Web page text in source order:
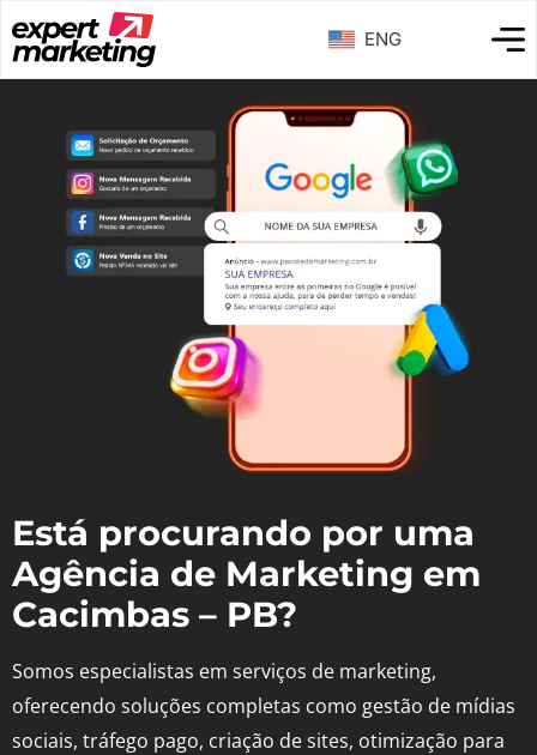
ENG
Está procurando por uma
Agência de Marketing em
Cacimbas – PB?
Somos especialistas em serviços de marketing,
oferecendo soluções completas como gestão de mídias
sociais, tráfego pago, criação de sites, otimização para